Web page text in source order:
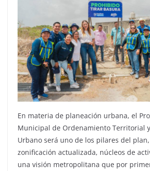
En materia de planeación urbana, el
Municipal de Ordenamiento Territorial
Urbano será uno de los pilares del
zonificación actualizada, núcleos de
una visión metropolitana que por